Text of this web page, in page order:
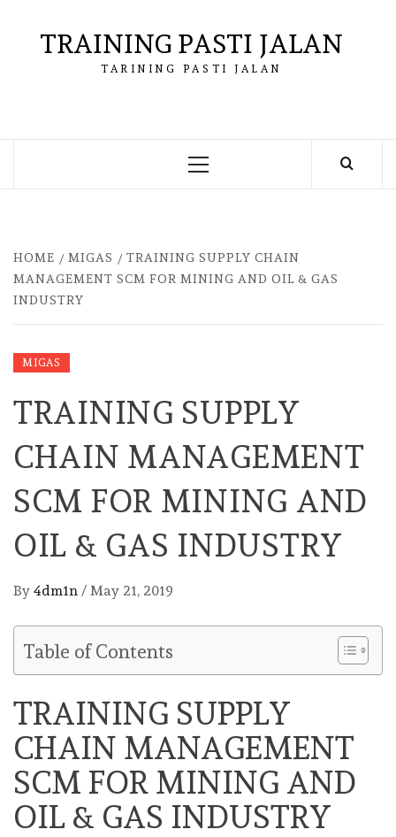
contentTRAINING PASTI JALAN
TARINING PASTI JALAN
Primary
HOME MIGAS
TRAINING SUPPLY CHAIN
MANAGEMENT SCM FOR MINING AND OIL & GAS
INDUSTRY
MIGAS
TRAINING SUPPLY
CHAIN MANAGEMENT
SCM FOR MINING AND
OIL & GAS INDUSTRY
By 4dm1n / May 21, 2019
Table of Contents
TRAINING SUPPLY
CHAIN MANAGEMENT
SCM FOR MINING AND
OIL & GAS INDUSTRY